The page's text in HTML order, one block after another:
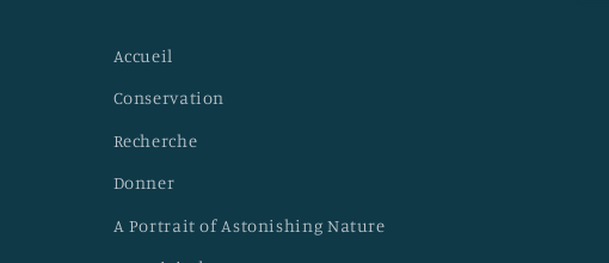
Accueil
Conservation
Recherche
Donner
A Portrait of Astonishing Nature